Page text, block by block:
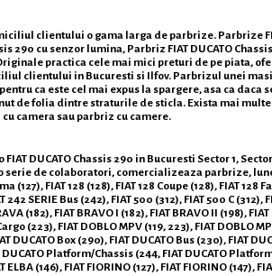
clientului o gama larga de parbrize. Parbrize
290 cu senzor lumina, Parbriz FIAT DUCATO
practica cele mai mici preturi de pe piata,
clientului in Bucuresti si Ilfov. Parbrizul unei
ca este cel mai expus la spargere, asa ca daca
de folia dintre straturile de sticla. Exista mai
camera sau parbriz cu camere.
DUCATO Chassis 290 in Bucuresti Sector 1,
serie de colaboratori, comercializeaza parbrize,
FIAT 128 (128), FIAT 128 Coupe (128), FIAT 128
SERIE Bus (242), FIAT 500 (312), FIAT 500 C (312),
(182), FIAT BRAVO I (182), FIAT BRAVO II (198),
(223), FIAT DOBLO MPV (119, 223), FIAT DOBLO
DUCATO Box (290), FIAT DUCATO Bus (230), FIAT
Platform/Chassis (244, FIAT DUCATO
(146), FIAT FIORINO (127), FIAT FIORINO (147),